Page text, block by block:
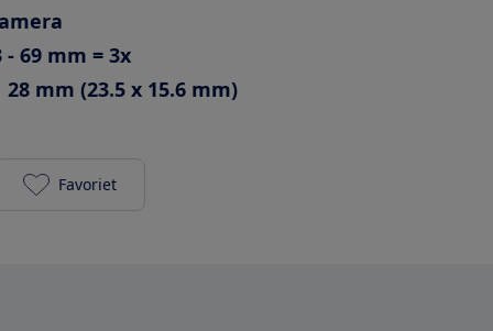
- 69 mm = 3x
28 mm (23.5 x 15.6 mm)
Fujifilm X-S10 met XC 15-45mm f/3.5-5.6
Favoriet